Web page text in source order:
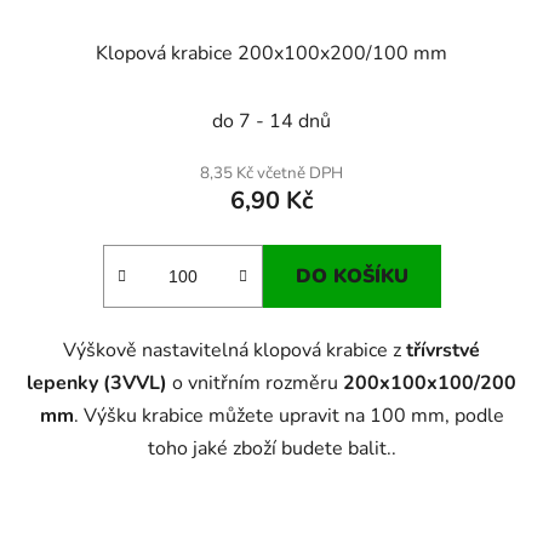
Klopová krabice 200x100x200/100 mm
do 7 - 14 dnů
8,35 Kč včetně DPH
6,90 Kč
DO KOŠÍKU
Výškově nastavitelná klopová krabice ztřívrstvé
lepenky (3VVL) o vnitřním rozměru 200x100x100/200
mm. Výšku krabice můžete upravit na 100 mm, podle
toho jaké zboží budete balit..